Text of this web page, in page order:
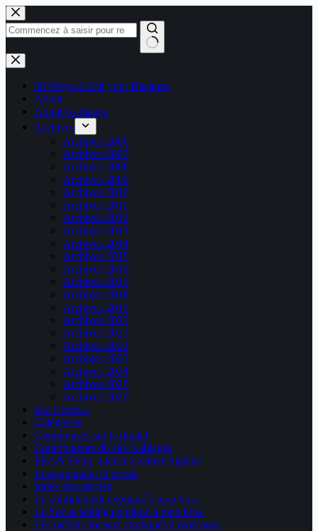
Passer
au
contenu
Aucun
résultat
50 Ways to Kill your Business
About
About Kablages
Archives
Archives 2006
Archives 2007
Archives 2008
Archives 2009
Archives 2010
Archives 2011
Archives 2012
Archives 2013
Archives 2014
Archives 2015
Archives 2016
Archives 2017
Archives 2018
Archives 2019
Archives 2020
Archives 2021
Archives 2022
Archives 2023
Archives 2024
Archives 2025
Archives 2026
Bio Express
Catégories
Conférences sur le digital
Contributeurs du site Kablages
Else & Bang, agence créative digitale
Enseignement et presse
Index des articles
Le confinement expliqué à mon boss
Le Social selling expliqué à mon boss
Les médias sociaux expliqués à mon boss